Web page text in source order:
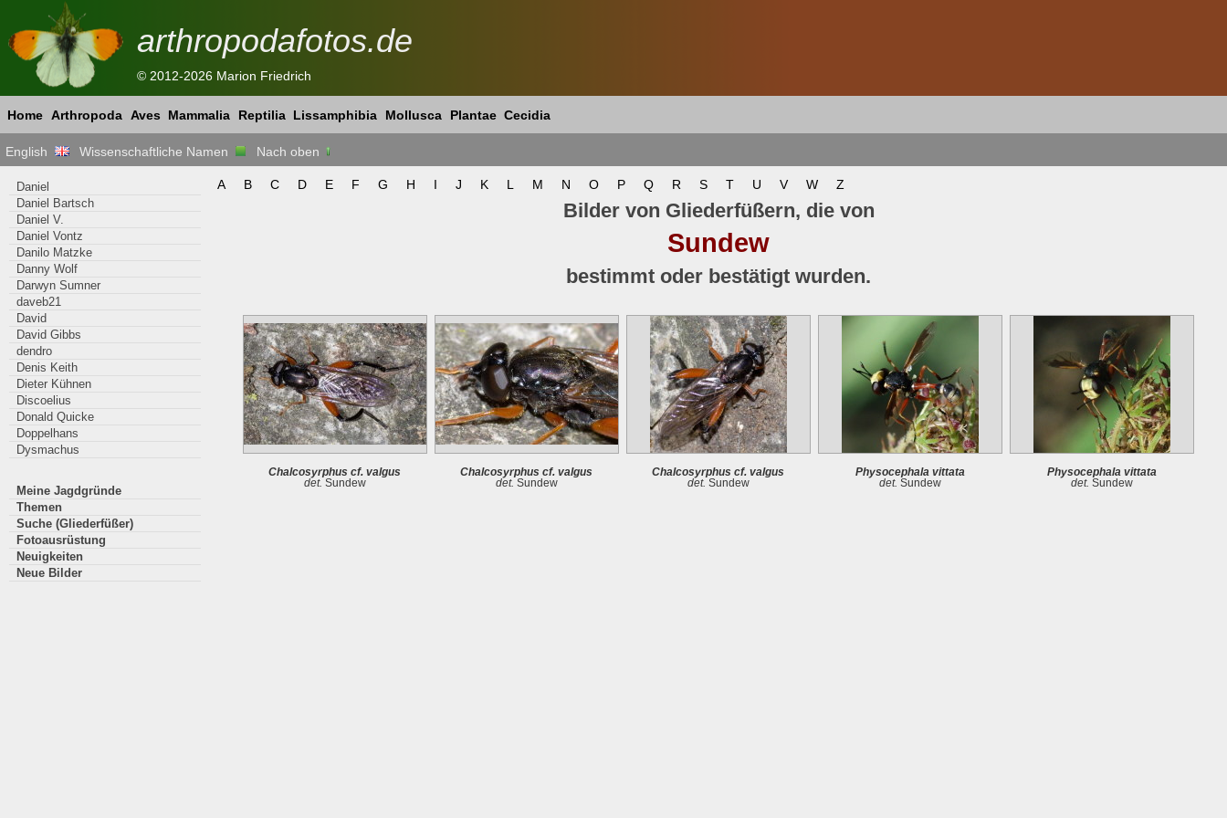
arthropodafotos.de
© 2012-2026 Marion Friedrich
Home Arthropoda Aves Mammalia Reptilia Lissamphibia Mollusca Plantae Cecidia
English Wissenschaftliche Namen Nach oben
A B C D E F G H I J K L M N O P Q R S T U V W Z
Bilder von Gliederfüßern, die von
Sundew
bestimmt oder bestätigt wurden.
Chalcosyrphus cf. valgus
det. Sundew
Chalcosyrphus cf. valgus
det. Sundew
Chalcosyrphus cf. valgus
det. Sundew
Physocephala vittata
det. Sundew
Physocephala vittata
det. Sundew
Daniel
Daniel Bartsch
Daniel V.
Daniel Vontz
Danilo Matzke
Danny Wolf
Darwyn Sumner
daveb21
David
David Gibbs
dendro
Denis Keith
Dieter Kühnen
Discoelius
Donald Quicke
Doppelhans
Dysmachus
Meine Jagdgründe
Themen
Suche (Gliederfüßer)
Fotoausrüstung
Neuigkeiten
Neue Bilder